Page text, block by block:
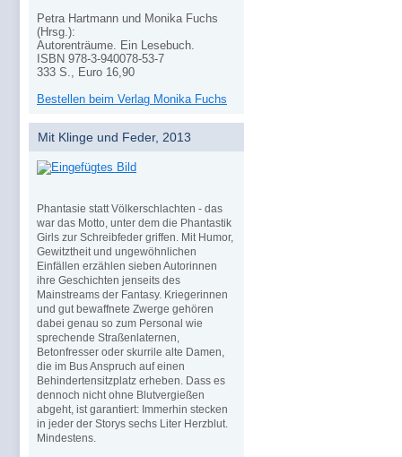
Petra Hartmann und Monika Fuchs
(Hrsg.):
Autorenträume. Ein Lesebuch.
ISBN 978-3-940078-53-7
333 S., Euro 16,90
Bestellen beim Verlag Monika Fuchs
Mit Klinge und Feder, 2013
Phantasie statt Völkerschlachten - das
war das Motto, unter dem die Phantastik
Girls zur Schreibfeder griffen. Mit Humor,
Gewitztheit und ungewöhnlichen
Einfällen erzählen sieben Autorinnen
ihre Geschichten jenseits des
Mainstreams der Fantasy. Kriegerinnen
und gut bewaffnete Zwerge gehören
dabei genau so zum Personal wie
sprechende Straßenlaternen,
Betonfresser oder skurrile alte Damen,
die im Bus Anspruch auf einen
Behindertensitzplatz erheben. Dass es
dennoch nicht ohne Blutvergießen
abgeht, ist garantiert: Immerhin stecken
in jeder der Storys sechs Liter Herzblut.
Mindestens.